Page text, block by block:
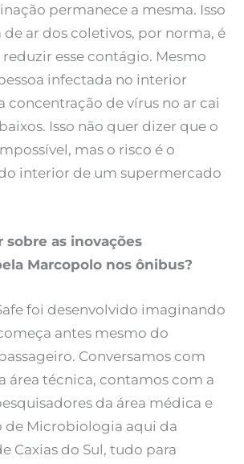
permanece a mesma. Isso
ar dos coletivos, por norma, é
esse contágio. Mesmo
infectada no interior
concentração de vírus no ar cai
Isso não quer dizer que o
mas o risco é o
interior de um supermercado
sobre as inovações
Marcopolo nos ônibus?
foi desenvolvido imaginando
antes mesmo do
Conversamos com
área técnica, contamos com a
da área médica e
de Microbiologia aqui da
Caxias do Sul, tudo para